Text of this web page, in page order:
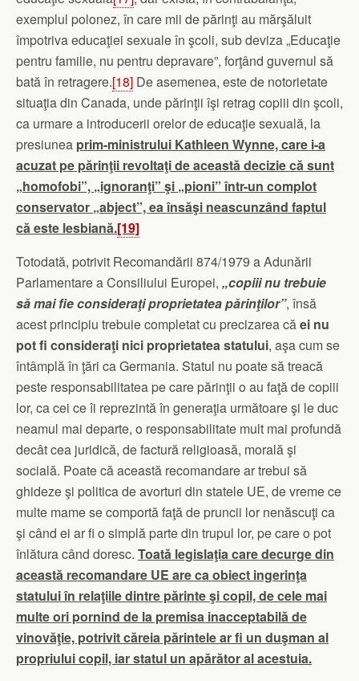
exemplul polonez, în care mii de părinţi au mărşăluit
împotriva educaţiei sexuale în şcoli, sub deviza „Educaţie
pentru familie, nu pentru depravare”, forţând guvernul să
bată în retragere.[18] De asemenea, este de notorietate
situaţia din Canada, unde părinţii îşi retrag copiii din şcoli,
ca urmare a introducerii orelor de educaţie sexuală, la
presiunea prim-ministrului Kathleen Wynne, care i-a
acuzat pe părinţii revoltaţi de această decizie că sunt
„homofobi”, „ignoranţi” şi „pioni” într-un complot
conservator „abject”, ea însăşi neascunzând faptul
că este lesbiană.[19]
Totodată, potrivit Recomandării 874/1979 a Adunării
Parlamentare a Consiliului Europei, „copiii nu trebuie
să mai fie consideraţi proprietatea părinţilor”, însă
acest principiu trebuie completat cu precizarea căei nu
pot fi consideraţi nici proprietatea statului, aşa cum se
întâmplă în ţări ca Germania. Statul nu poate să treacă
peste responsabilitatea pe care părinţii o au faţă de copiii
lor, ca cei ce îi reprezintă în generaţia următoare şi le duc
neamul mai departe, o responsabilitate mult mai profundă
decât cea juridică, de factură religioasă, morală şi
socială. Poate că această recomandare ar trebui să
ghideze şi politica de avorturi din statele UE, de vreme ce
multe mame se comportă faţă de pruncii lor nenăscuţi ca
şi când ei ar fi o simplă parte din trupul lor, pe care o pot
înlătura când doresc. Toată legislaţia care decurge din
această recomandare UE are ca obiect ingerinţa
statului în relaţiile dintre părinte şi copil, de cele mai
multe ori pornind de la premisa inacceptabilă de
vinovăţie, potrivit căreia părintele ar fi un duşman al
propriului copil, iar statul un apărător al acestuia.